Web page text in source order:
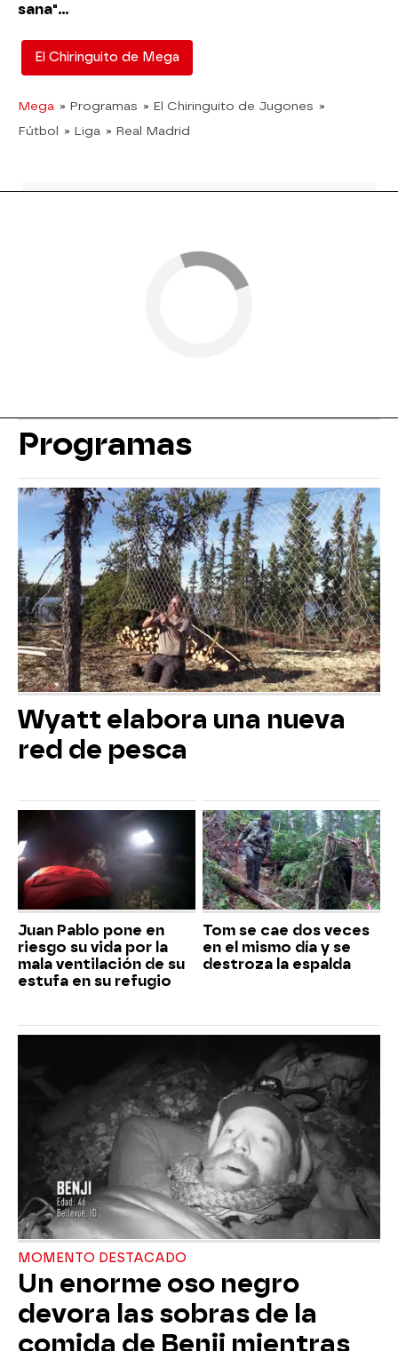
sana"...
El Chiringuito de Mega
Mega » Programas » El Chiringuito de Jugones »
Fútbol » Liga » Real Madrid
Programas
Wyatt elabora una nueva
red de pesca
Juan Pablo pone en
riesgo su vida por la
mala ventilación de su
estufa en su refugio
Tom se cae dos veces
en el mismo día y se
destroza la espalda
MOMENTO DESTACADO
Un enorme oso negro
devora las sobras de la
comida de Benji mientras